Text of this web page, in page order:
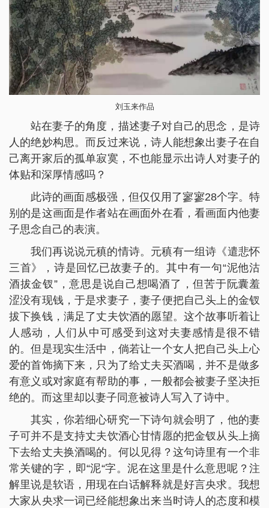
刘玉来作品
站在妻子的角度，描述妻子对自己的思念，是诗
人的绝妙构思。而反过来说，诗人能想象出妻子在自
己离开家后的孤单寂寞，不也能显示出诗人对妻子的
体贴和深厚情感吗？
此诗的画面感极强，但仅仅用了寥寥28个字。特
别的是这画面是作者站在画面外在看，看画面内他妻
子思念自己的表演。
我们再说说元稹的情诗。元稹有一组诗《遣悲怀
三首》，诗是回忆已故妻子的。其中有一句“泥他沽
酒拔金钗”，意思是说自己想喝酒了，但苦于阮囊羞
涩没有现钱，于是求妻子，妻子便把自己头上的金钗
拔下换钱，满足了丈夫饮酒的愿望。这个故事听着让
人感动，人们从中可感受到这对夫妻感情是很不错
的。但是现实生活中，倘若让一个女人把自己头上心
爱的首饰摘下来，只为了给丈夫买酒喝，并不是做多
有意义或对家庭有帮助的事，一般都会被妻子坚决拒
绝的。而这里却以妻子同意被诗人写入了诗中。
其实，你若细心研究一下诗句就会明了，他的妻
子可并不是支持丈夫饮酒心甘情愿的把金钗从头上摘
下去给丈夫换酒喝的。何以见得？这句诗里有一个非
常关键的字，即“泥“字。泥在这里是什么意思呢？注
解里说是软语，用现在白话解释就是好言央求。我想
大家从央求一词已经能想象出来当时诗人的态度和模